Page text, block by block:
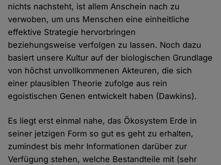
nichts nachsteht, ist allem Anschein nach zu
verwoben, um uns Menschen eine einheitliche
effektive Strategie hervorbringen
beziehungsweise verfolgen zu lassen. Noch dazu
basiert unsere Kultur auf der biologischen Grundlage
von höchst unvollkommenen Akteuren, die sich
einer plausiblen Theorie zufolge aus rein
egoistischen Genen entwickelt haben (Dawkins).
Es liegt erst einmal nahe, das Ökosystem Erde in
seiner jetzigen Form so gut es geht zu erhalten,
zumindest bis mehr Informationen darüber zur
Verfügung stehen, welche Bestandteile mit (sehr